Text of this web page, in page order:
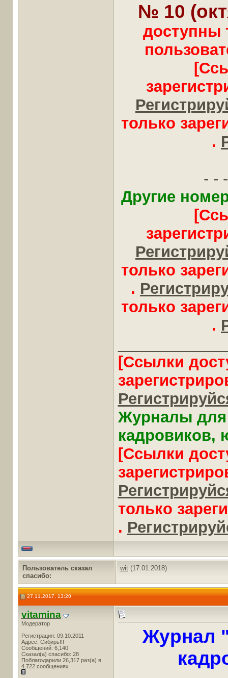
№ 10
доступны
только
.
- -
Другие
только
.
только
.
[Ссылки
Журналы для
кадровиков,
[Ссылки
только
.
Пользователь сказал
cпасибо:
wit(17.01.2018)
27.11.2017, 13:20
vitamina
Модератор
Регистрация: 09.10.2011
Адрес: Сибирь!!!
Сообщений: 6,140
Сказал(а) спасибо: 28
Поблагодарили 26,317 раз(а) в
4,722 сообщениях
Журнал